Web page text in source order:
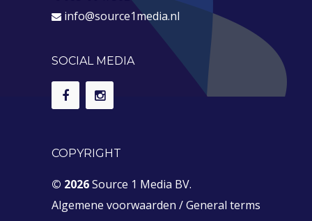
info@source1media.nl
SOCIAL MEDIA
COPYRIGHT
© 2026Source 1 Media BV.
Algemene voorwaarden /General terms